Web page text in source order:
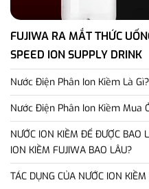
FUJIWA RA MẮT THỨC
SPEED ION SUPPLY DRINK
Nước Điện Phân Ion Kiềm Là
Nước Điện Phân Ion Kiềm Mua
NƯỚC ION KIỀM ĐỂ ĐƯỢC BAO
ION KIỀM FUJIWA BAO LÂU?
TÁC DỤNG CỦA NƯỚC ION